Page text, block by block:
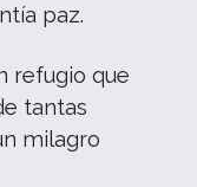
paz.
refugio que
tantas
milagro